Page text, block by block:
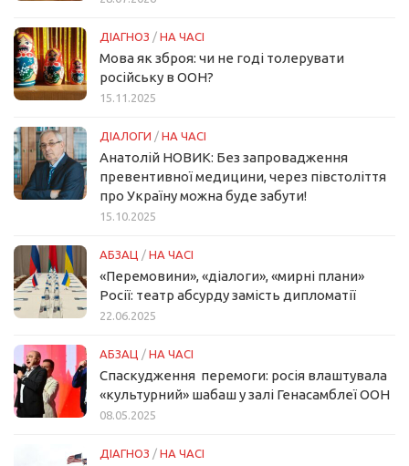
ДІАГНОЗ / НА ЧАСІ
Мова як зброя: чи не годі толерувати
російську в ООН?
15.11.2025
ДІАЛОГИ / НА ЧАСІ
Анатолій НОВИК: Без запровадження
превентивної медицини, через півстоліття
про Україну можна буде забути!
15.10.2025
АБЗАЦ / НА ЧАСІ
«Перемовини», «діалоги», «мирні плани»
Росії: театр абсурду замість дипломатії
22.06.2025
АБЗАЦ / НА ЧАСІ
Спаскудження перемоги: росія влаштувала
«культурний» шабаш у залі Генасамблеї ООН
08.05.2025
ДІАГНОЗ / НА ЧАСІ